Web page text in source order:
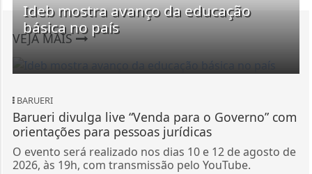
VEJA MAIS
Ideb mostra avanço da educação
básica no país
BARUERI
Barueri divulga live “Venda para o Governo” com
orientações para pessoas jurídicas
O evento será realizado nos dias 10 e 12 de agosto de
2026, às 19h, com transmissão pelo YouTube.